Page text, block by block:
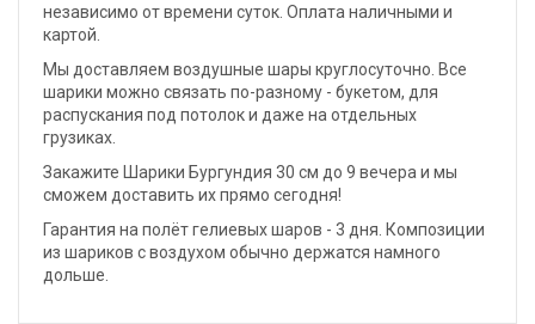
независимо от времени суток. Оплата наличными и
картой.
Мы доставляем воздушные шары круглосуточно. Все
шарики можно связать по-разному - букетом, для
распускания под потолок и даже на отдельных
грузиках.
Закажите Шарики Бургундия 30 см до 9 вечера и мы
сможем доставить их прямо сегодня!
Гарантия на полёт гелиевых шаров - 3 дня. Композиции
из шариков с воздухом обычно держатся намного
дольше.